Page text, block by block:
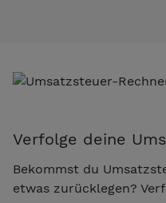
Verfolge deine
Bekommst du
etwas zurücklegen?